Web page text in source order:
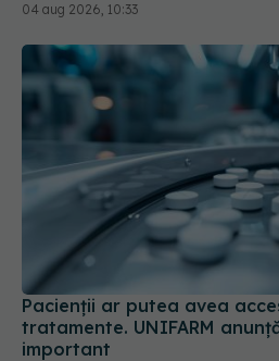
04 aug 2026, 10:33
Pacienții ar putea avea
tratamente. UNIFARM
important